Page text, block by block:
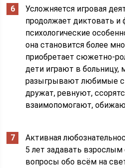
Усложняется игровая
продолжает диктовать и
психологические
она становится более
приобретает сюжетно-
дети играют в больницу,
разыгрывают любимые
дружат, ревнуют,
взаимопомогают,
Активная
5 лет задавать
вопросы обо всём на